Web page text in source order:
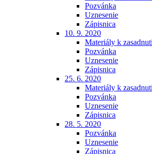
Pozvánka
Uznesenie
Zápisnica
10. 9. 2020
Materiály k
Pozvánka
Uznesenie
Zápisnica
25. 6. 2020
Materiály k
Pozvánka
Uznesenie
Zápisnica
28. 5. 2020
Pozvánka
Uznesenie
Zápisnica